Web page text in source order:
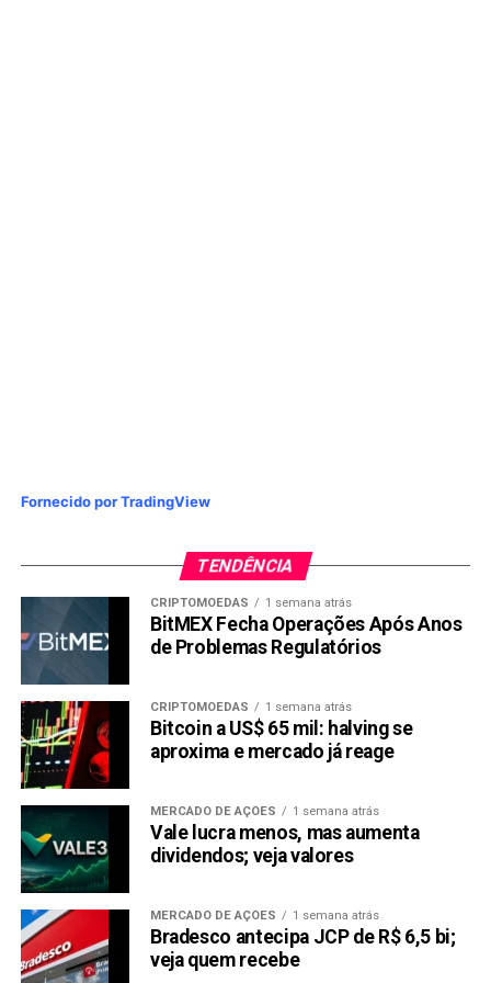
recuperará níveis mais altos, considerando o bom
em uma faixa depreço semanalde $7.36 e $11.38, no
Bitcoin este ano, o token THORChain eventualmente
crescerá para faixas mais altas e obterá ganhos
substanciais este ano.
Stacks (STX): Conectando o Bitcoin ao DeFi para um
Crescimento Explosivo
O Stacks (STX) tem como objetivo trazer contratos
inteligentes e aplicativos descentralizados (dApps) para o
Bitcoin, aprimorando sua utilidade e expandindo seus
casos de uso. Essa abordagem única poderia resultar em
um ROI significativo para os investidores, à medida que o
ecossistema Stacks continua a se desenvolver e ganhar
destaque na comunidade de criptomoedas.
Fornecido por TradingView
TENDÊNCIA
CRIPTOMOEDAS 1 semana atrás
BitMEX Fecha Operações Após Anos
de Problemas Regulatórios
CRIPTOMOEDAS 1 semana atrás
Bitcoin a US$ 65 mil: halving se
aproxima e mercado já reage
MERCADO DE AÇÕES 1 semana atrás
Vale lucra menos, mas aumenta
dividendos; veja valores
MERCADO DE AÇÕES 1 semana atrás
Bradesco antecipa JCP de R$ 6,5 bi;
veja quem recebe